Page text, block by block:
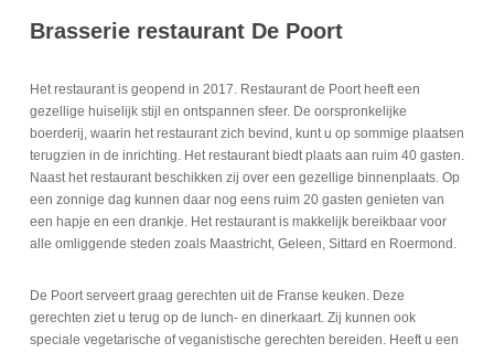
Brasserie restaurant De Poort
Het restaurant is geopend in 2017. Restaurant de Poort heeft een
gezellige huiselijk stijl en ontspannen sfeer. De oorspronkelijke
boerderij, waarin het restaurant zich bevind, kunt u op sommige plaatsen
terugzien in de inrichting. Het restaurant biedt plaats aan ruim 40 gasten.
Naast het restaurant beschikken zij over een gezellige binnenplaats. Op
een zonnige dag kunnen daar nog eens ruim 20 gasten genieten van
een hapje en een drankje. Het restaurant is makkelijk bereikbaar voor
alle omliggende steden zoals Maastricht, Geleen, Sittard en Roermond.
De Poort serveert graag gerechten uit de Franse keuken. Deze
gerechten ziet u terug op de lunch- en dinerkaart. Zij kunnen ook
speciale vegetarische of veganistische gerechten bereiden. Heeft u een